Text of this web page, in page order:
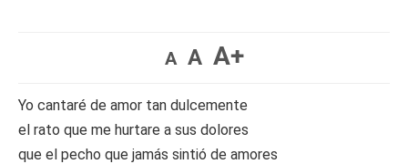
A A A+
Yo cantaré de amor tan dulcemente
el rato que me hurtare a sus dolores
que el pecho que jamás sintió de amores